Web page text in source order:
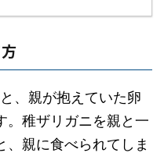
、親が抱えていた卵
。稚ザリガニを親と一
、親に食べられてしま